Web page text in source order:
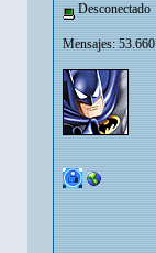
Desconectado
Mensajes: 53.660